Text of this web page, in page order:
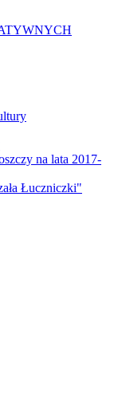
na lata 2017-
Łuczniczki"